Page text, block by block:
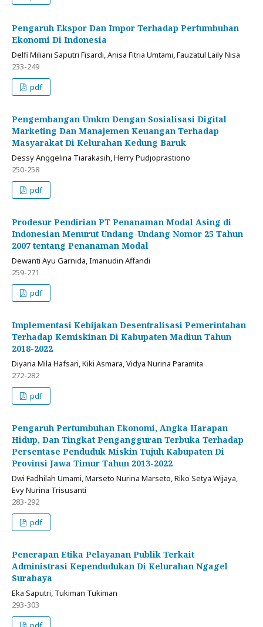
Pengaruh Ekspor Dan Impor Terhadap Pertumbuhan
Ekonomi Di Indonesia
Delfi Miliani Saputri Fisardi, Anisa Fitria Umtami, Fauzatul Laily Nisa
233-249
pdf
Pengembangan Umkm Dengan Sosialisasi Digital
Marketing Dan Manajemen Keuangan Terhadap
Masyarakat Di Kelurahan Kedung Baruk
Dessy Anggelina Tiarakasih, Herry Pudjoprastiono
250-258
pdf
Prodesur Pendirian PT Penanaman Modal Asing di
Indonesian Menurut Undang-Undang Nomor 25 Tahun
2007 tentang Penanaman Modal
Dewanti Ayu Garnida, Imanudin Affandi
259-271
pdf
Implementasi Kebijakan Desentralisasi Pemerintahan
Terhadap Kemiskinan Di Kabupaten Madiun Tahun
2018-2022
Diyana Mila Hafsari, Kiki Asmara, Vidya Nurina Paramita
272-282
pdf
Pengaruh Pertumbuhan Ekonomi, Angka Harapan
Hidup, Dan Tingkat Pengangguran Terbuka Terhadap
Persentase Penduduk Miskin Tujuh Kabupaten Di
Provinsi Jawa Timur Tahun 2013-2022
Dwi Fadhilah Umami, Marseto Nurina Marseto, Riko Setya Wijaya,
Evy Nurina Trisusanti
283-292
pdf
Penerapan Etika Pelayanan Publik Terkait
Administrasi Kependudukan Di Kelurahan Ngagel
Surabaya
Eka Saputri, Tukiman Tukiman
293-303